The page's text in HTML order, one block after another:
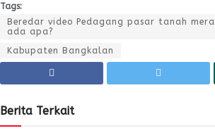
Tags:
Beredar video Pedagang pasar tanah
ada apa?
Kabupaten Bangkalan
Berita Terkait